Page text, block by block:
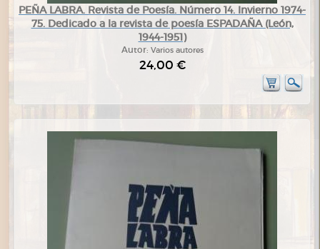
PEÑA LABRA. Revista de Poesía. Número 14. Invierno 1974-
75. Dedicado a la revista de poesía ESPADAÑA (León,
1944-1951)
Autor: Varios autores
24,00 €